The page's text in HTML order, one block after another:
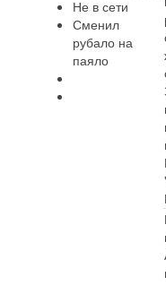
Не в сети
Сменил
рубало на
паяло